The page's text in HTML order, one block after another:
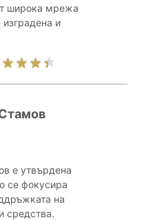
широка мрежа
изградена и
е утвърдена
се фокусира
на
средства.